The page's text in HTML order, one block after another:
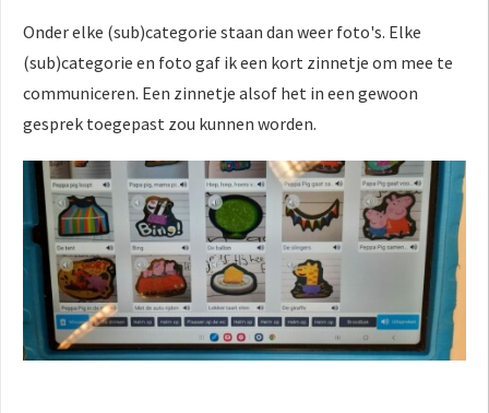
Onder elke (sub)categorie staan dan weer foto's. Elke
(sub)categorie en foto gaf ik een kort zinnetje om mee te
communiceren. Een zinnetje alsof het in een gewoon
gesprek toegepast zou kunnen worden.